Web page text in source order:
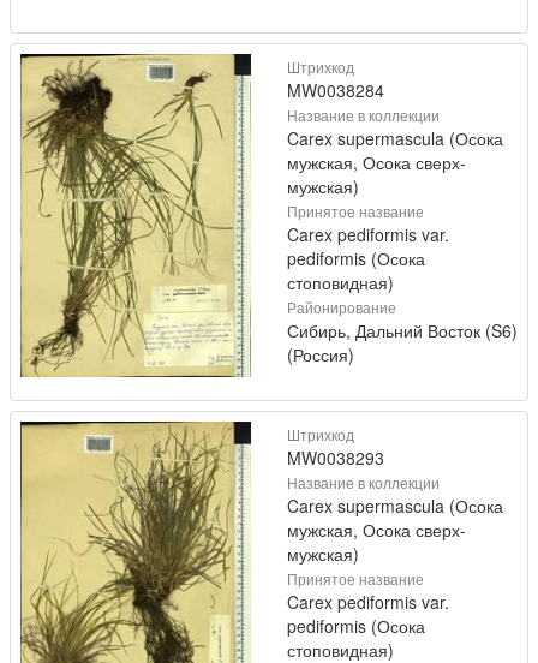
Штрихкод
MW0038284
Название в коллекции
Carex supermascula (Осока
мужская, Осока сверх-
мужская)
Принятое название
Carex pediformis var.
pediformis (Осока
стоповидная)
Районирование
Сибирь, Дальний Восток (S6)
(Россия)
Штрихкод
MW0038293
Название в коллекции
Carex supermascula (Осока
мужская, Осока сверх-
мужская)
Принятое название
Carex pediformis var.
pediformis (Осока
стоповидная)